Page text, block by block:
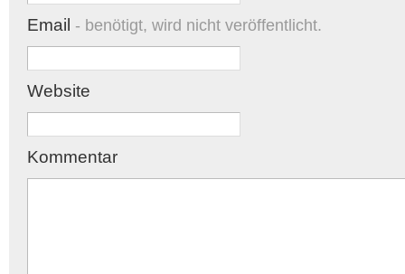
Email - benötigt, wird nicht veröffentlicht.
Website
Kommentar